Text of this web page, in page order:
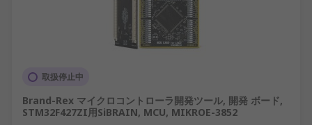
取扱停止中
Brand-Rex マイクロコントローラ開発ツール, 開発 ボード,
STM32F427ZI用SiBRAIN, MCU, MIKROE-3852